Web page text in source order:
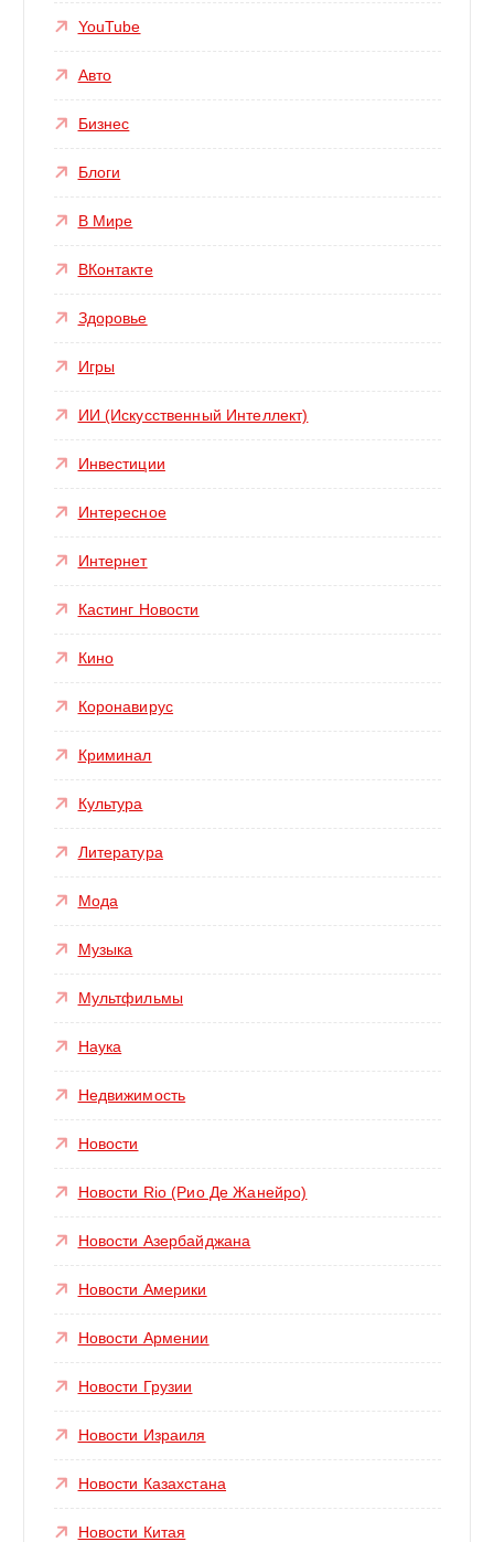
YouTube
Авто
Бизнес
Блоги
В Мире
ВКонтакте
Здоровье
Игры
ИИ (Искусственный Интеллект)
Инвестиции
Интересное
Интернет
Кастинг Новости
Кино
Коронавирус
Криминал
Культура
Литература
Мода
Музыка
Мультфильмы
Наука
Недвижимость
Новости
Новости Rio (Рио Де Жанейро)
Новости Азербайджана
Новости Америки
Новости Армении
Новости Грузии
Новости Израиля
Новости Казахстана
Новости Китая